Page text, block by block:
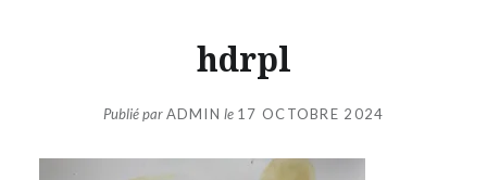
hdrpl
Publié parADMIN le 17 OCTOBRE 2024